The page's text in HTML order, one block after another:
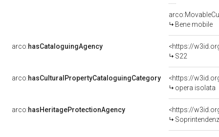
Bene mobile
arco:hasCataloguingAgency
<https://
S22
arco:hasCulturalPropertyCataloguingCategory
<https://
opera isolata
arco:hasHeritageProtectionAgency
<https://